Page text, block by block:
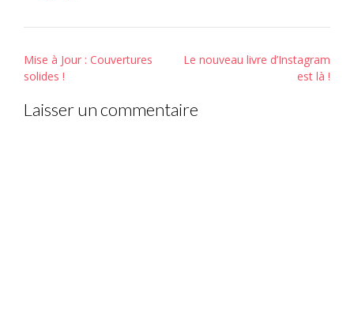
Post
navigation
Mise à Jour : Couvertures
solides !
Le nouveau livre d’Instagr​am
est là !
Laisser un commentaire